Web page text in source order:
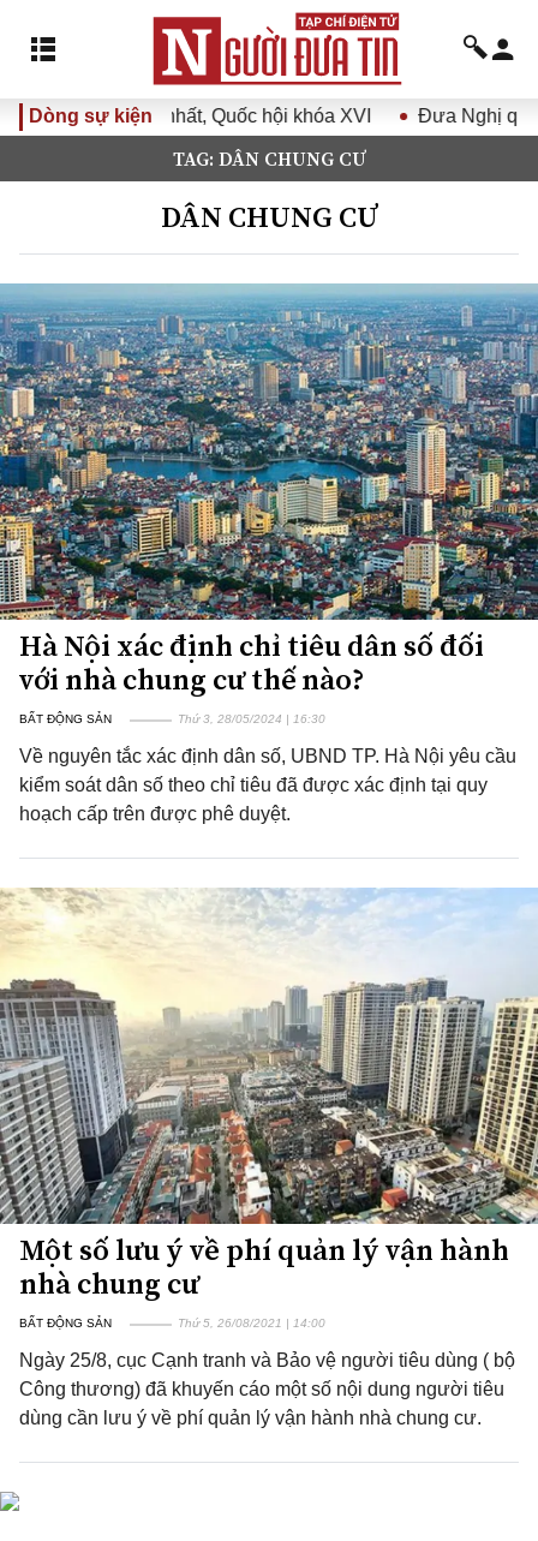
Dòng sự kiện
lệ thứ nhất, Quốc hội khóa XVI Đưa Nghị quyết Đại
TAG: DÂN CHUNG CƯ
DÂN CHUNG CƯ
Hà Nội xác định chỉ tiêu dân số đối
với nhà chung cư thế nào?
BẤT ĐỘNG SẢN Thứ 3, 28/05/2024 | 16:30
Về nguyên tắc xác định dân số, UBND TP. Hà Nội yêu cầu
kiểm soát dân số theo chỉ tiêu đã được xác định tại quy
hoạch cấp trên được phê duyệt.
Một số lưu ý về phí quản lý vận hành
nhà chung cư
BẤT ĐỘNG SẢN Thứ 5, 26/08/2021 | 14:00
Ngày 25/8, cục Cạnh tranh và Bảo vệ người tiêu dùng ( bộ
Công thương) đã khuyến cáo một số nội dung người tiêu
dùng cần lưu ý về phí quản lý vận hành nhà chung cư.